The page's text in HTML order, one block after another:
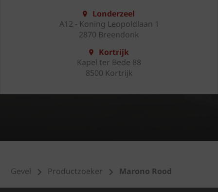
Londerzeel
A12 - Koning Leopoldlaan 1
2870 Breendonk
Kortrijk
Kapel ter Bede 88
8500 Kortrijk
Gevel Productzoeker Marono Rood